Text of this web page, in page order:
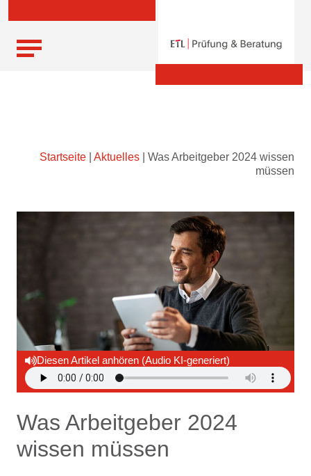
Startseite Aktuelles
Was Arbeitgeber 2024 wissen
müssen
Diesen Artikel anhören (Audio KI-generiert)
Was Arbeitgeber 2024
wissen müssen